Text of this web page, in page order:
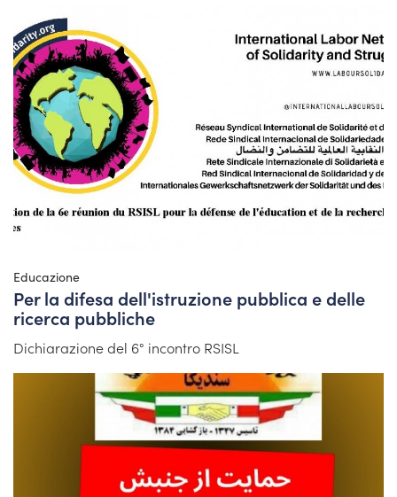
Educazione
Per la difesa dell'istruzione pubblica e delle
ricerca pubbliche
Dichiarazione del 6° incontro RSISL